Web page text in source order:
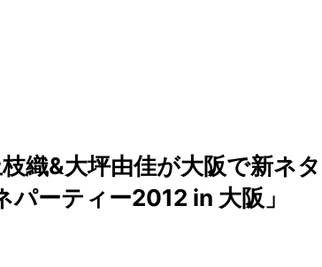
織&大坪由佳が大阪で新ネタ
ーティー2012 in 大阪」